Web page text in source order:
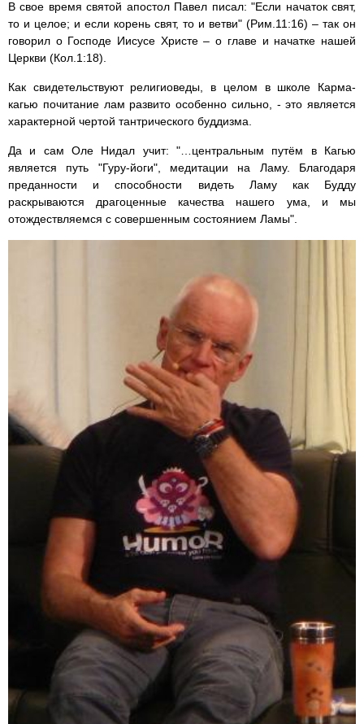
В свое время святой апостол Павел писал: "Если начаток свят,
то и целое; и если корень свят, то и ветви" (Рим.11:16) – так он
говорил о Господе Иисусе Христе – о главе и начатке нашей
Церкви (Кол.1:18).
Как свидетельствуют религиоведы, в целом в школе Карма-
кагью почитание лам развито особенно сильно, - это является
характерной чертой тантрического буддизма.
Да и сам Оле Нидал учит: "…центральным путём в Кагью
является путь "Гуру-йоги", медитации на Ламу. Благодаря
преданности и способности видеть Ламу как Будду
раскрываются драгоценные качества нашего ума, и мы
отождествляемся с совершенным состоянием Ламы".